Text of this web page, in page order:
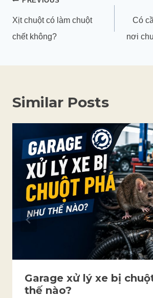
hướng
bài
Xịt chuột có làm chuột
chết không?
Có
nơi
Similar Posts
Garage xử lý xe bị
thế nào?